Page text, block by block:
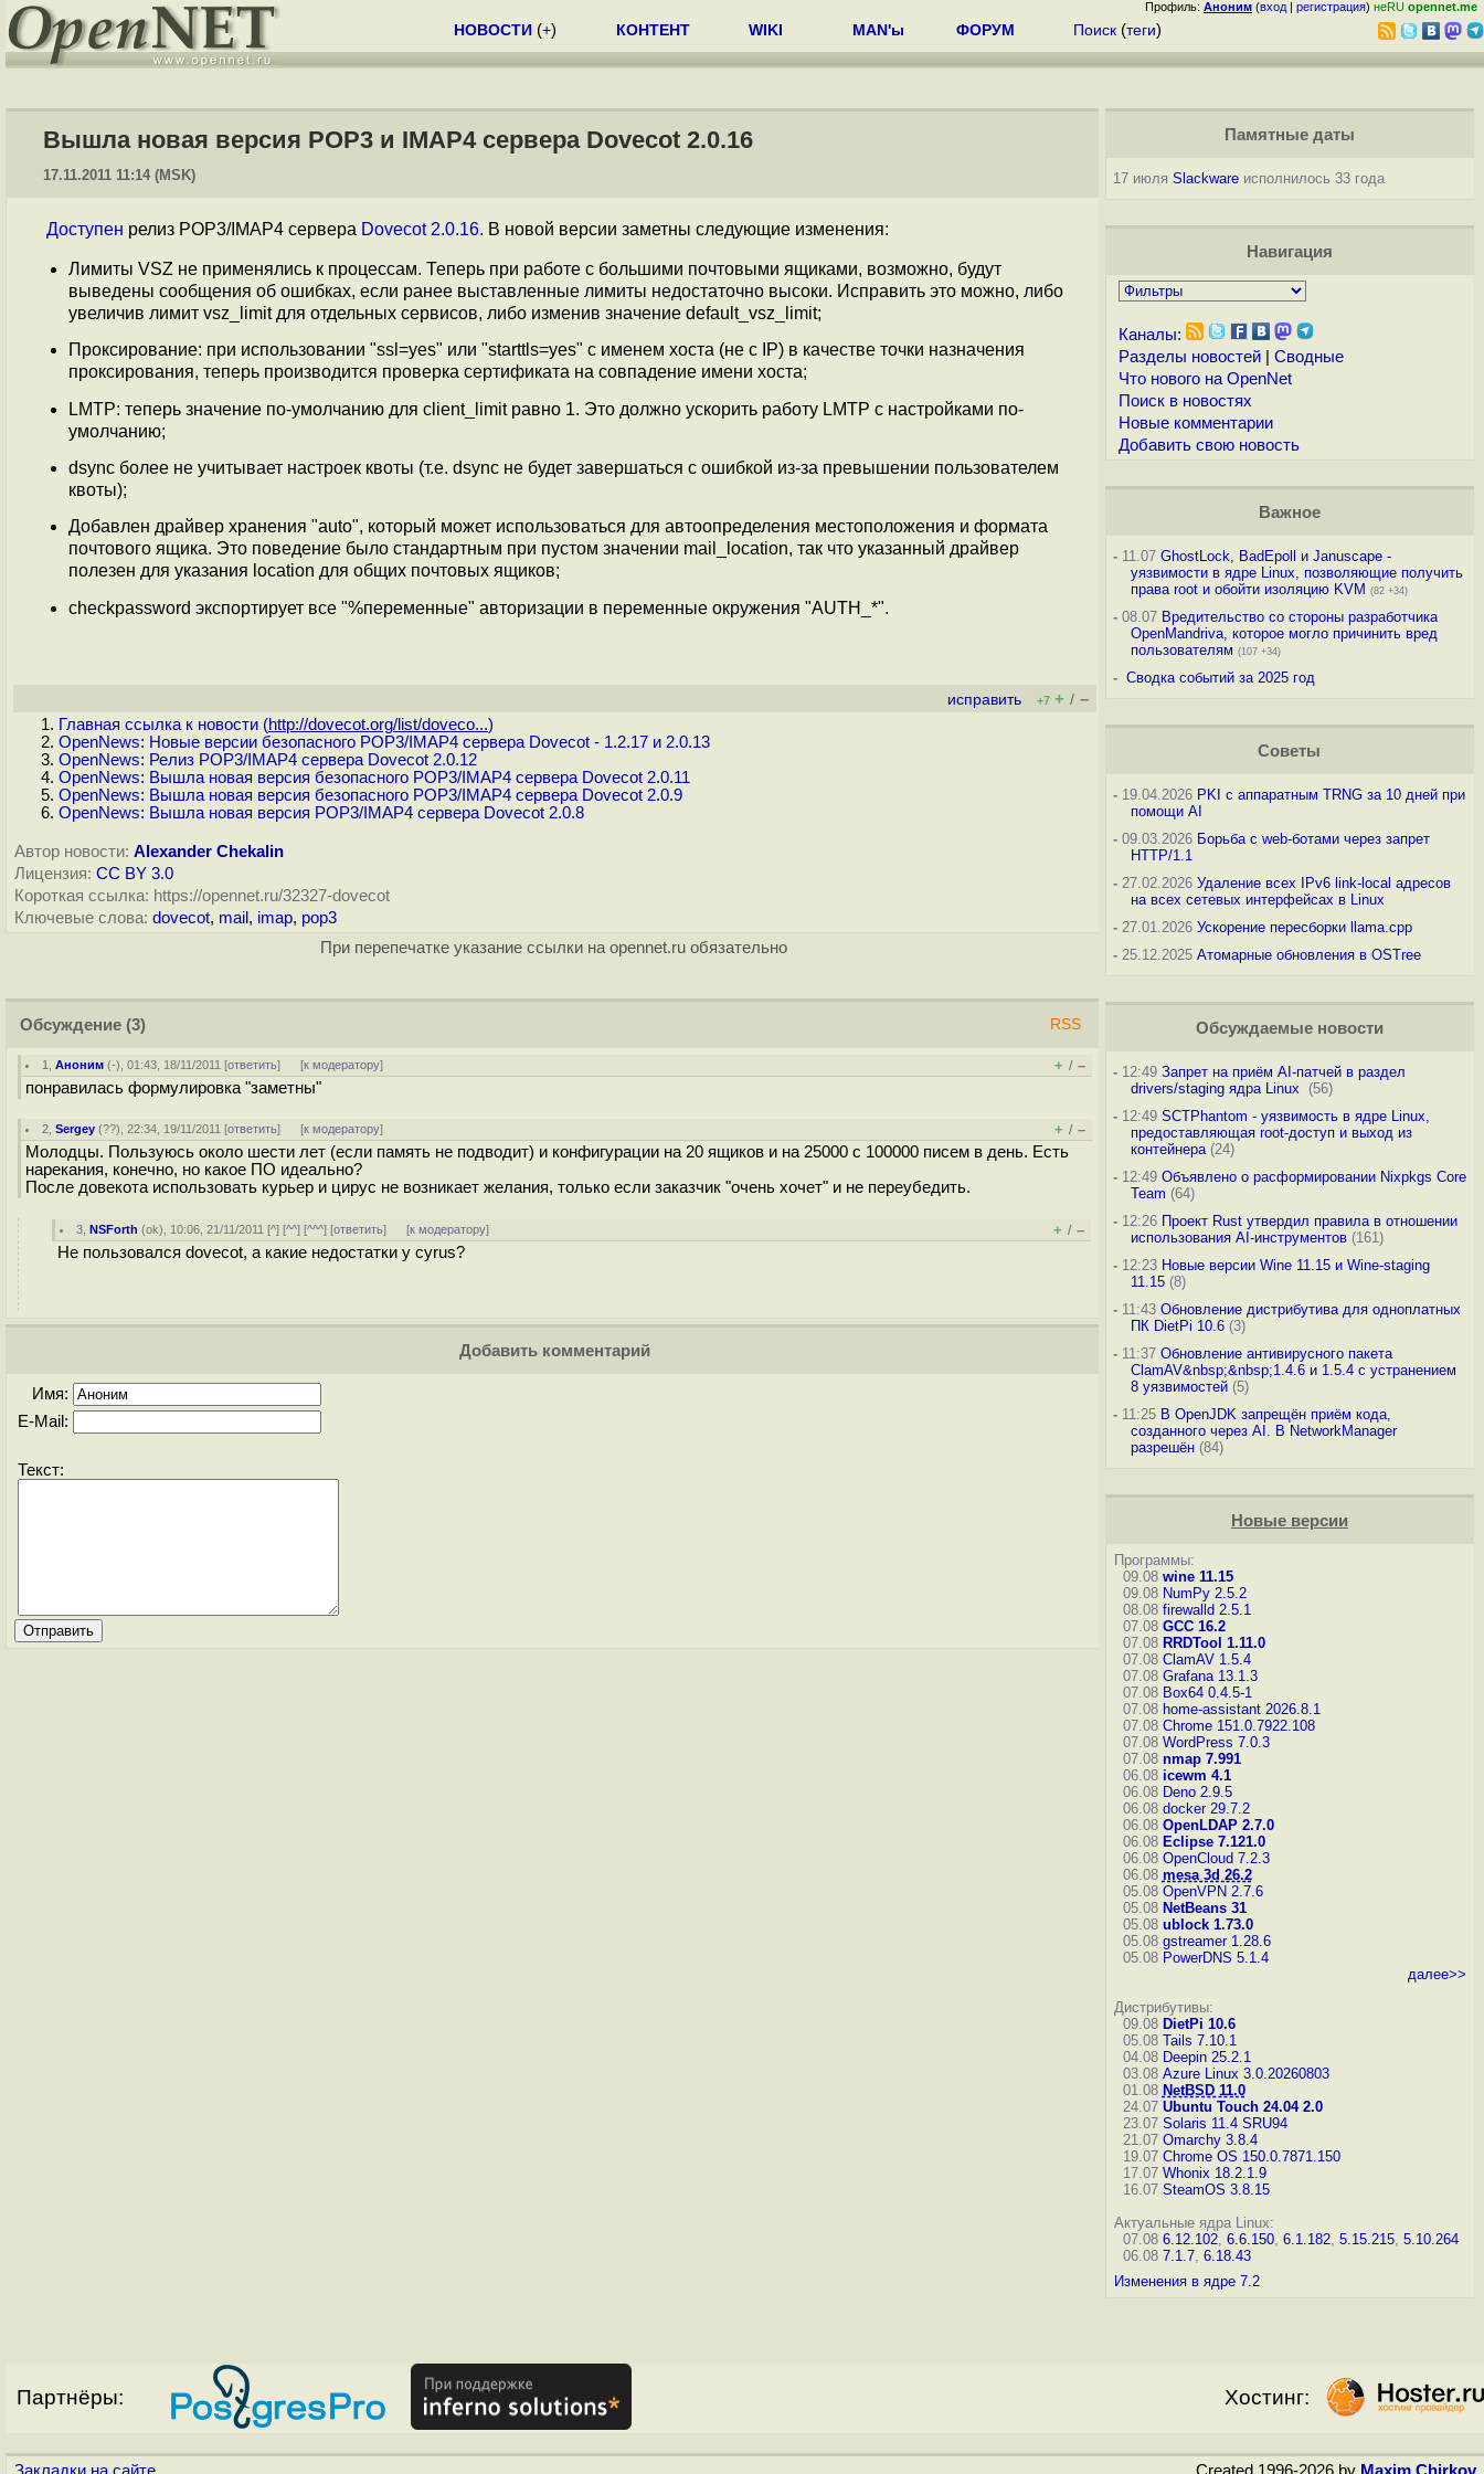
Профиль: Аноним (вход | регистрация) неRU opennet.me
НОВОСТИ (+) КОНТЕНТ WIKI MAN'ы ФОРУМ Поиск (теги)
Вышла новая версия POP3 и IMAP4 сервера Dovecot 2.0.16
17.11.2011 11:14 (MSK)
Доступен релиз POP3/IMAP4 сервера Dovecot 2.0.16. В новой версии заметны следующие изменения:
Лимиты VSZ не применялись к процессам. Теперь при работе с большими почтовыми ящиками, возможно, будут
выведены сообщения об ошибках, если ранее выставленные лимиты недостаточно высоки. Исправить это можно, либо
увеличив лимит vsz_limit для отдельных сервисов, либо изменив значение default_vsz_limit;
Проксирование: при использовании "ssl=yes" или "starttls=yes" с именем хоста (не с IP) в качестве точки назначения
проксирования, теперь производится проверка сертификата на совпадение имени хоста;
LMTP: теперь значение по-умолчанию для client_limit равно 1. Это должно ускорить работу LMTP с настройками по-
умолчанию;
dsync более не учитывает настроек квоты (т.е. dsync не будет завершаться с ошибкой из-за превышении пользователем
квоты);
Добавлен драйвер хранения "auto", который может использоваться для автоопределения местоположения и формата
почтового ящика. Это поведение было стандартным при пустом значении mail_location, так что указанный драйвер
полезен для указания location для общих почтовых ящиков;
checkpassword экспортирует все "%переменные" авторизации в переменные окружения "AUTH_*".
исправить +7 + / –
Главная ссылка к новости (http://dovecot.org/list/doveco...)
OpenNews: Новые версии безопасного POP3/IMAP4 сервера Dovecot - 1.2.17 и 2.0.13
OpenNews: Релиз POP3/IMAP4 сервера Dovecot 2.0.12
OpenNews: Вышла новая версия безопасного POP3/IMAP4 сервера Dovecot 2.0.11
OpenNews: Вышла новая версия безопасного POP3/IMAP4 сервера Dovecot 2.0.9
OpenNews: Вышла новая версия POP3/IMAP4 сервера Dovecot 2.0.8
Автор новости: Alexander Chekalin
Лицензия: CC BY 3.0
Короткая ссылка: https://opennet.ru/32327-dovecot
Ключевые слова: dovecot, mail , imap, pop3
При перепечатке указание ссылки на opennet.ru обязательно
Обсуждение (3) RSS
1 ,Аноним (-), 01:43, 18/11/2011 [ответить] [к модератору] + / –
понравилась формулировка "заметны"
2 ,Sergey (??), 22:34, 19/11/2011 [ответить] [к модератору] + / –
Молодцы. Пользуюсь около шести лет (если память не подводит) и конфигурации на 20 ящиков и на 25000 с 100000 писем в день. Есть
нарекания, конечно, но какое ПО идеально?
После довекота использовать курьер и цирус не возникает желания, только если заказчик "очень хочет" и не переубедить.
3 ,NSForth (ok), 10:06, 21/11/2011 [^] [^^] [^^^] [ответить] [к модератору] + / –
Не пользовался dovecot, а какие недостатки у cyrus?
Добавить комментарий
Имя:
E-Mail:
Текст:
Памятные даты
17 июля Slackwareисполнилось 33 года
Навигация
Каналы:
Разделы новостей| Сводные
Что нового на OpenNet
Поиск в новостях
Новые комментарии
Добавить свою новость
Важное
-11.07 GhostLock, BadEpoll и Januscape -
уязвимости в ядре Linux, позволяющие получить
права root и обойти изоляцию KVM (82 +34)
-08.07 Вредительство со стороны разработчика
OpenMandriva, которое могло причинить вред
пользователям (107 +34)
- Сводка событий за 2025 год
Советы
-19.04.2026 PKI с аппаратным TRNG за 10 дней при
помощи AI
-09.03.2026 Борьба с web-ботами через запрет
HTTP/1.1
-27.02.2026 Удаление всех IPv6 link-local адресов
на всех сетевых интерфейсах в Linux
-27.01.2026 Ускорение пересборки llama.cpp
-25.12.2025 Атомарные обновления в OSTree
Обсуждаемые новости
-12:49 Запрет на приём AI-патчей в раздел
drivers/staging ядра Linux
(56)
-12:49 SCTPhantom - уязвимость в ядре Linux,
предоставляющая root-доступ и выход из
контейнера(24)
-12:49 Объявлено о расформировании Nixpkgs Core
Team (64)
-12:26 Проект Rust утвердил правила в отношении
использования AI-инструментов(161)
-12:23 Новые версии Wine 11.15 и Wine-staging
11.15(8)
-11:43 Обновление дистрибутива для одноплатных
ПК DietPi 10.6(3)
-11:37 Обновление антивирусного пакета
ClamAV&nbsp;&nbsp;1.4.6 и 1.5.4 с устранением
8 уязвимостей(5)
-11:25 В OpenJDK запрещён приём кода,
созданного через AI. В NetworkManager
разрешён(84)
Новые версии
Программы:
09.08 wine 11.15
09.08 NumPy 2.5.2
08.08 firewalld 2.5.1
07.08 GCC 16.2
07.08 RRDTool 1.11.0
07.08 ClamAV 1.5.4
07.08 Grafana 13.1.3
07.08 Box64 0.4.5-1
07.08 home-assistant 2026.8.1
07.08 Chrome 151.0.7922.108
07.08 WordPress 7.0.3
07.08 nmap 7.991
06.08 icewm 4.1
06.08 Deno 2.9.5
06.08 docker 29.7.2
06.08 OpenLDAP 2.7.0
06.08 Eclipse 7.121.0
06.08 OpenCloud 7.2.3
06.08 mesa 3d 26.2
05.08 OpenVPN 2.7.6
05.08 NetBeans 31
05.08 ublock 1.73.0
05.08 gstreamer 1.28.6
05.08 PowerDNS 5.1.4
далее>>
Дистрибутивы:
09.08 DietPi 10.6
05.08 Tails 7.10.1
04.08 Deepin 25.2.1
03.08 Azure Linux 3.0.20260803
01.08 NetBSD 11.0
24.07 Ubuntu Touch 24.04 2.0
23.07 Solaris 11.4 SRU94
21.07 Omarchy 3.8.4
19.07 Chrome OS 150.0.7871.150
17.07 Whonix 18.2.1.9
16.07 SteamOS 3.8.15
Актуальные ядра Linux:
07.08 6.12.102, 6.6.150, 6.1.182, 5.15.215, 5.10.264
06.08 7.1.7, 6.18.43
Изменения в ядре 7.2
Партнёры: Хостинг: